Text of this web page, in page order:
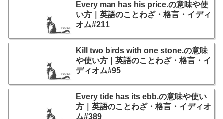
Every man has his price.の意味や使
い方｜英語のことわざ・格言・イディ
オム#211
Kill two birds with one stone.の意味
や使い方｜英語のことわざ・格言・イ
ディオム#95
Every tide has its ebb.の意味や使い
方｜英語のことわざ・格言・イディオ
ム#389